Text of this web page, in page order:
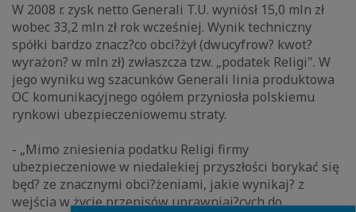
W 2008 r. zysk netto Generali T.U. wyniósł 15,0 mln zł
wobec 33,2 mln zł rok wcześniej. Wynik techniczny
spółki bardzo znacz?co obci?żył (dwucyfrow? kwot?
wyrażon? w mln zł) zwłaszcza tzw. „podatek Religi". W
jego wyniku wg szacunków Generali linia produktowa
OC komunikacyjnego ogółem przyniosła polskiemu
rynkowi ubezpieczeniowemu straty.
- „Mimo zniesienia podatku Religi firmy
ubezpieczeniowe w niedalekiej przyszłości borykać się
będ? ze znacznymi obci?żeniami, jakie wynikaj? z
wejścia w życie przepisów uprawniaj?cych do